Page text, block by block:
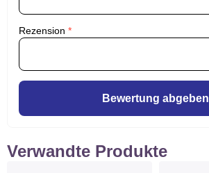
Rezension *
Bewertung abgeben
Verwandte Produkte